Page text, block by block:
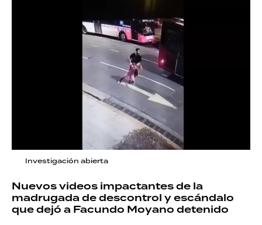
Investigación abierta
Nuevos videos impactantes de la
madrugada de descontrol y escándalo
que dejó a Facundo Moyano detenido